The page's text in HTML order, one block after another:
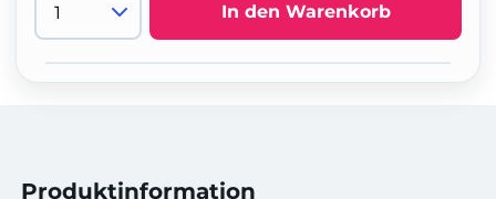
In den Warenkorb
Produktinformation